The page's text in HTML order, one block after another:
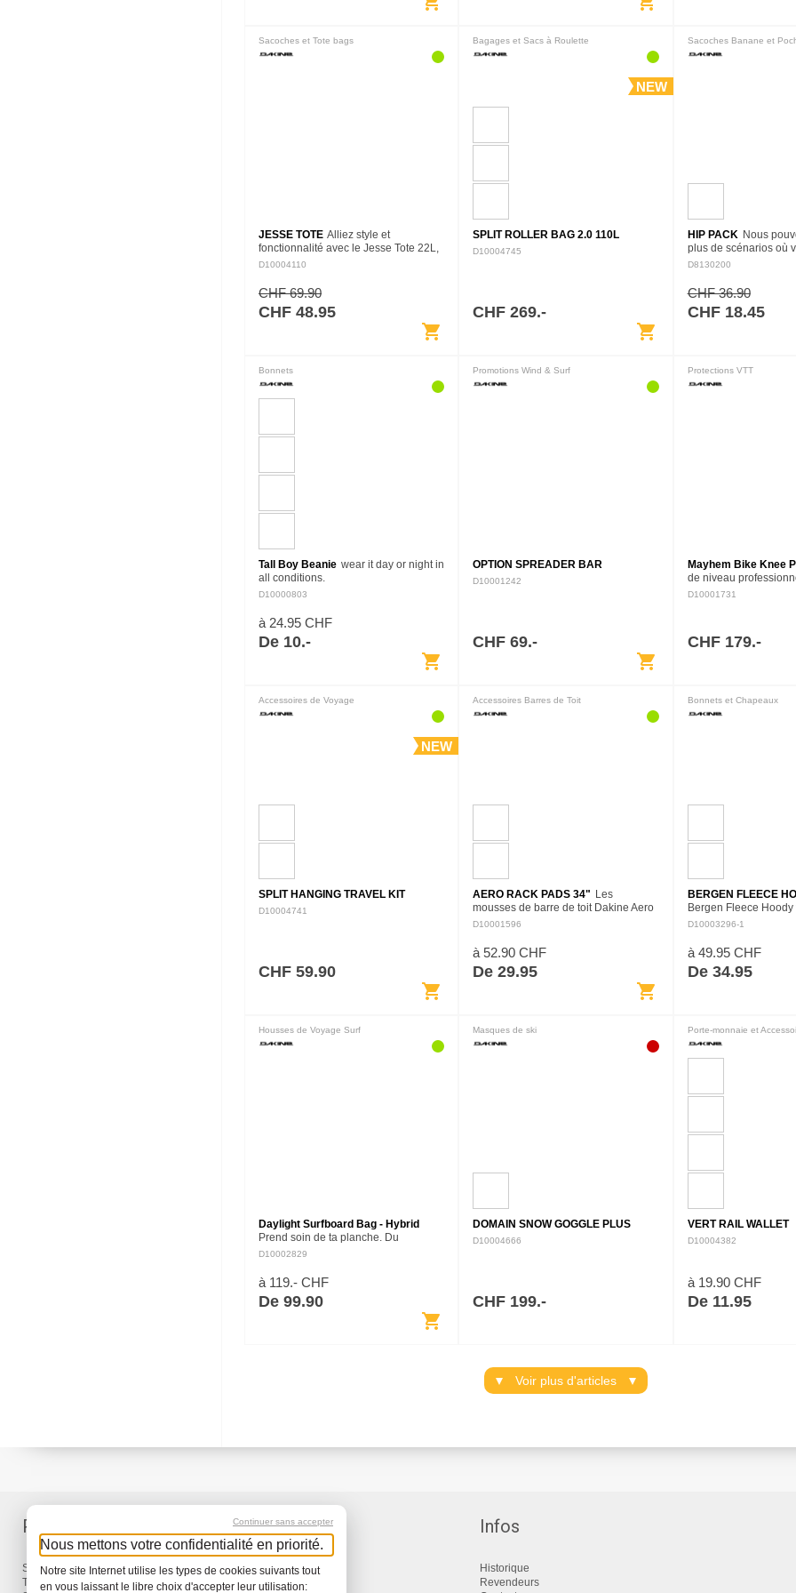
Sacoches et Tote bags
JESSE TOTE Alliez style et
fonctionnalité avec le Jesse Tote 22L,
qui fait partie de notre série de sacs et
Connection, tous…
D10004110
CHF 69.90
CHF 48.95
shopping_cart
Bagages et Sacs à Roulette
NEW
SPLIT ROLLER BAG 2.0 110L
D10004745
CHF 269.-
shopping_cart
Sacoches Banane et
HIP PACK Nous
plus de scénarios où
besoin de ce Hip Pack
d’attractions,…
D8130200
CHF 36.90
CHF 18.45
Bonnets
Tall Boy Beanie wear it day or night in
all conditions.
D10000803
à 24.95 CHF
De 10.-
shopping_cart
Promotions Wind & Surf
OPTION SPREADER BAR
D10001242
CHF 69.-
shopping_cart
Protections VTT
Mayhem Bike Knee
de niveau
pour le VTT tout-
D10001731
CHF 179.-
Accessoires de Voyage
NEW
SPLIT HANGING TRAVEL KIT
D10004741
CHF 59.90
shopping_cart
Accessoires Barres de Toit
AERO RACK PADS 34" Les
mousses de barre de toit Dakine Aero
Rack Pad 34" sont idéales pour un
protègeront efficacement votre…
D10001596
à 52.90 CHF
De 29.95
shopping_cart
Bonnets et Chapeaux
BERGEN FLEECE
Bergen Fleece
d'exister dans un
polaire ultra douce en
D10003296-1
à 49.95 CHF
De 34.95
Housses de Voyage Surf
Daylight Surfboard Bag - Hybrid
Prend soin de ta planche. Du
rangement au transport quotidien,
une protection matelassée et légère…
D10002829
à 119.- CHF
De 99.90
shopping_cart
Masques de ski
DOMAIN SNOW GOGGLE PLUS
D10004666
CHF 199.-
Porte-monnaie et
VERT RAIL WALLET
D10004382
à 19.90 CHF
De 11.95
Voir plus d'articles
Produits
Sacs à dos et Sacs
Travel
Services
Livraison
Garantie
Infos
Historique
Revendeurs
Continuer sans accepter
Nous mettons votre confidentialité en priorité.
Notre site Internet utilise les types de cookies suivants tout
en vous laissant le libre choix d'accepter leur utilisation: